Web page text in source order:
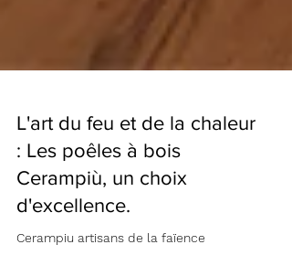
L'art du feu et de la chaleur
: Les poêles à bois